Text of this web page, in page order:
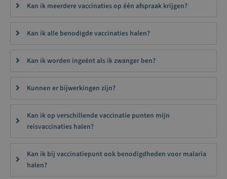
Kan ik meerdere vaccinaties op één afspraak krijgen?
Kan ik alle benodigde vaccinaties halen?
Kan ik worden ingeënt als ik zwanger ben?
Kunnen er bijwerkingen zijn?
Kan ik op verschillende vaccinatie punten mijn
reisvaccinaties halen?
Kan ik bij vaccinatiepunt ook benodigdheden voor malaria
halen?